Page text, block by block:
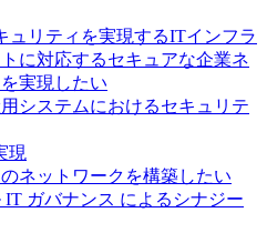
ュリティを実現するITインフラ
に対応するセキュアな企業ネ
実現したい
システムにおけるセキュリテ
現
ネットワークを構築したい
IT ガバナンス によるシナジー